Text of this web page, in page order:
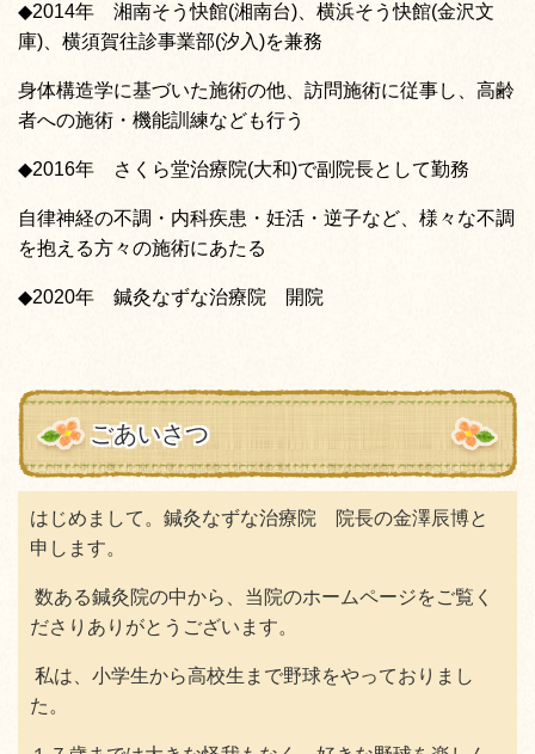
◆2014年 湘南そう快館(湘南台)、横浜そう快館(金沢文
庫)、横須賀往診事業部(汐入)を兼務
身体構造学に基づいた施術の他、訪問施術に従事し、高齢
者への施術・機能訓練なども行う
◆2016年 さくら堂治療院(大和)で副院長として勤務
自律神経の不調・内科疾患・妊活・逆子など、様々な不調
を抱える方々の施術にあたる
◆2020年 鍼灸なずな治療院 開院
ごあいさつ
はじめまして。鍼灸なずな治療院 院長の金澤辰博と
申します。
数ある鍼灸院の中から、当院のホームページをご覧く
ださりありがとうございます。
私は、小学生から高校生まで野球をやっておりまし
た。